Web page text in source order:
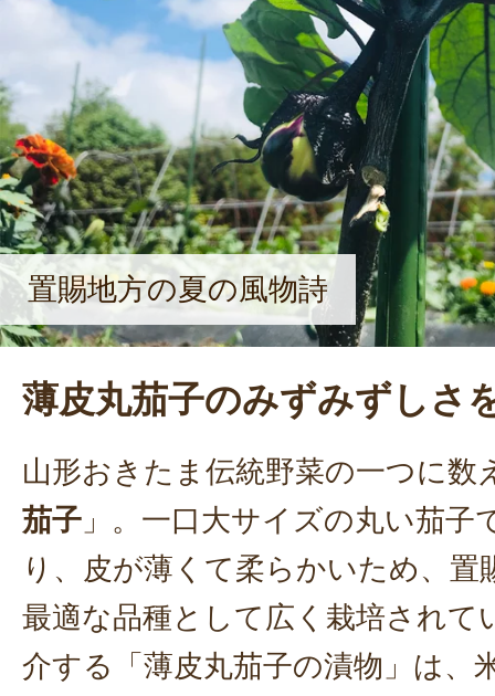
い栽培に取り組んでいる。やりがい
「家族が『美味しい』と言ってくれ
切な人たちが、『美味しい』と思っ
って、それを沢山の人に味わってほ
笑んだ。
置賜地方の夏の風物詩
薄皮丸茄子のみずみずしさ
山形おきたま伝統野菜の一つに数
茄子 」。一口大サイズの丸い茄子
り、皮が薄くて柔らかいため、置
最適な品種として広く栽培されて
介する「薄皮丸茄子の漬物」は、